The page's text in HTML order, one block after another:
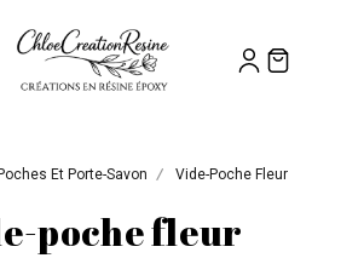
la recherche
Et Porte-Savon Vide-Poche Fleur
poche fleur